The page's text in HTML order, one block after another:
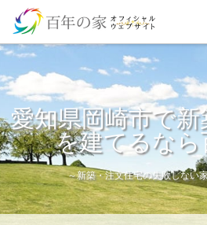
愛知県岡崎市で
を建てるなら
～新築・注文住宅の失敗しない